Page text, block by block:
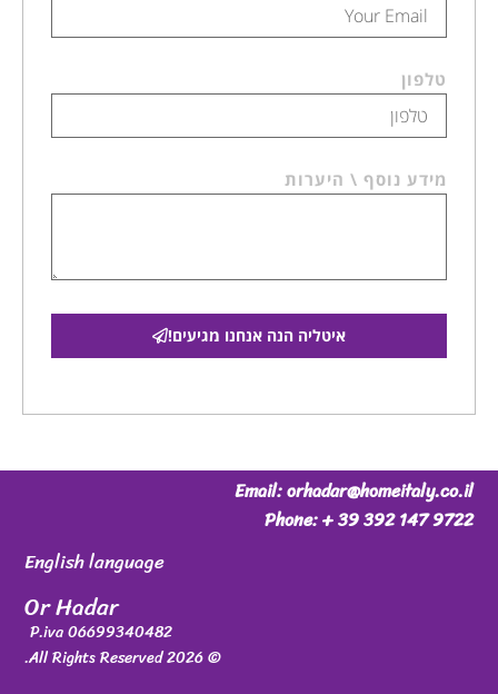
טלפון
מידע נוסף \ היערות
איטליה הנה אנחנו מגיעים!
Email: orhadar@homeitaly.co.il
Phone: + 39 392 147 9722
English language
Or Hadar
P.iva 06699340482
© 2026 All Rights Reserved.